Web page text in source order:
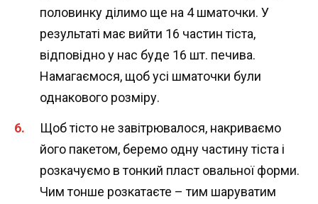
половинку ділимо ще на 4 шматочки. У
результаті має вийти 16 частин тіста,
відповідно у нас буде 16 шт. печива.
Намагаємося, щоб усі шматочки були
однакового розміру.
Щоб тісто не завітрювалося, накриваємо
його пакетом, беремо одну частину тіста і
розкачуємо в тонкий пласт овальної форми.
Чим тонше розкатаєте – тим шаруватим